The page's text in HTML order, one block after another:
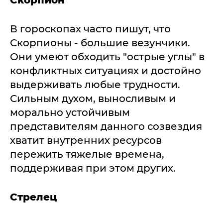
В гороскопах часто пишут, что
Скорпионы - большие везунчики.
Они умеют обходить "острые углы" в
конфликтных ситуациях и достойно
выдерживать любые трудности.
Сильным духом, выносливым и
морально устойчивым
представителям данного созвездия
хватит внутренних ресурсов
пережить тяжелые времена,
поддерживая при этом других.
Стрелец